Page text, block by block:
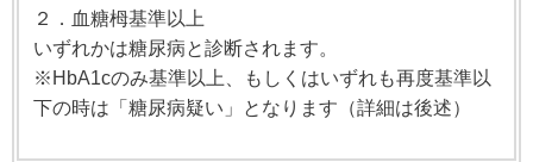
２．血糖栂基準以上
いずれかは糖尿病と診断されます。
※HbA1cのみ基準以上、もしくはいずれも再度基準以
下の時は「糖尿病疑い」となります（詳細は後述）